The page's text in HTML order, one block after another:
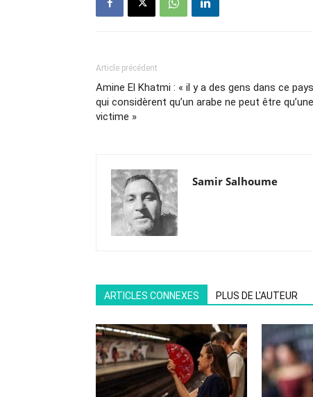
Article précédent
Amine El Khatmi : « il y a des gens dans ce pays
qui considèrent qu’un arabe ne peut être qu’une
victime »
Samir Salhoume
ARTICLES CONNEXES PLUS DE L'AUTEUR